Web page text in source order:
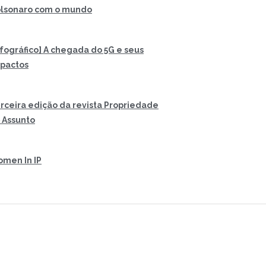
com o mundo
A chegada do 5G e seus
edição da revista Propriedade
Assunto
In IP